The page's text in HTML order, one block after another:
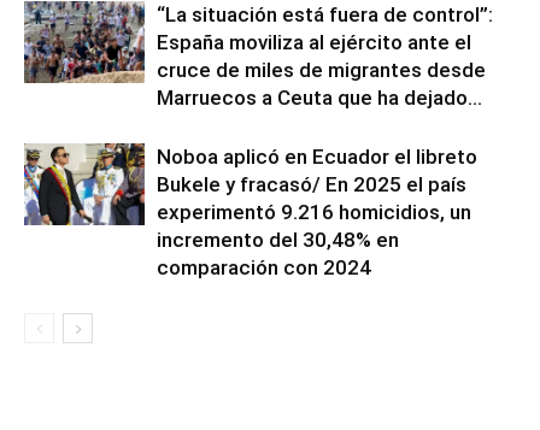
“La situación está fuera de control”:
España moviliza al ejército ante el
cruce de miles de migrantes desde
Marruecos a Ceuta que ha dejado...
Noboa aplicó en Ecuador el libreto
Bukele y fracasó/ En 2025 el país
experimentó 9.216 homicidios, un
incremento del 30,48% en
comparación con 2024